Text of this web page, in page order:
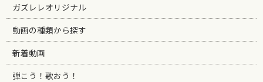
ガズレレオリジナル
動画の種類から探す
新着動画
弾こう！歌おう！